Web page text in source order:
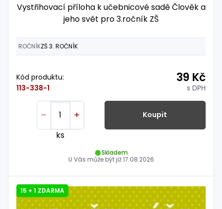
Vystřihovací příloha k učebnicové sadě Člověk a
jeho svět pro 3.ročník ZŠ
ROČNÍKZŠ 3. ROČNÍK
Kód produktu:
113-338-1
39 Kč
s DPH
ks
Koupit
Skladem
U Vás může být již17.08.2026
15 + 1 ZDARMA